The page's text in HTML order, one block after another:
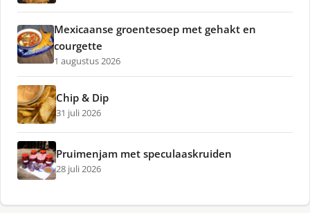
Mexicaanse groentesoep met gehakt en
courgette
1 augustus 2026
Chip & Dip
31 juli 2026
Pruimenjam met speculaaskruiden
28 juli 2026